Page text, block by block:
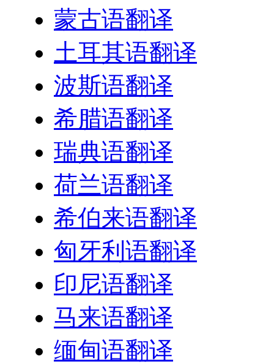
蒙古语翻译
土耳其语翻译
波斯语翻译
希腊语翻译
瑞典语翻译
荷兰语翻译
希伯来语翻译
匈牙利语翻译
印尼语翻译
马来语翻译
缅甸语翻译